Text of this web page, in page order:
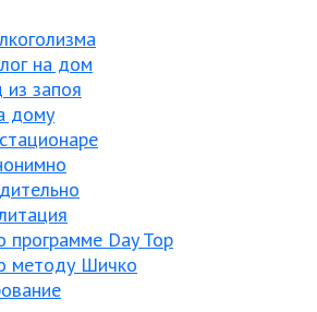
на дом
запоя
дому
программе Day Top
методу Шичко